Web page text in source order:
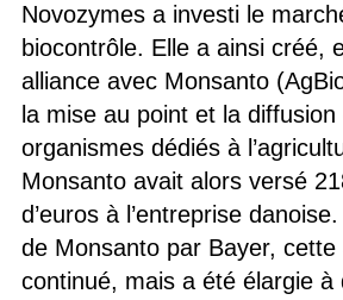
Novozymes a investi le
biocontrôle. Elle a ainsi créé,
alliance avec Monsanto
la mise au point et la
organismes dédiés à
Monsanto avait alors versé
d’euros à l’entreprise
de Monsanto par Bayer, cette
continué, mais a été élargie à